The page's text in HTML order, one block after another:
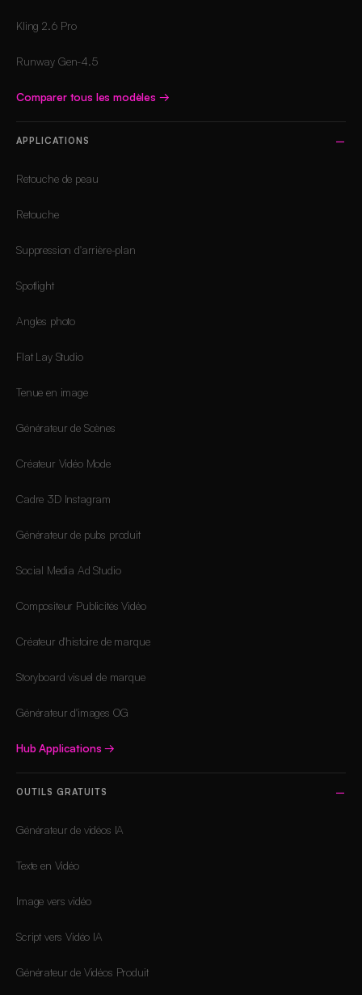
Kling 2.6 Pro
Runway Gen-4.5
Comparer tous les modèles →
APPLICATIONS
Retouche de peau
Retouche
Suppression d'arrière-plan
Spotlight
Angles photo
Flat Lay Studio
Tenue en image
Générateur de Scènes
Créateur Vidéo Mode
Cadre 3D Instagram
Générateur de pubs produit
Social Media Ad Studio
Compositeur Publicités Vidéo
Créateur d'histoire de marque
Storyboard visuel de marque
Générateur d'images OG
Hub Applications→
OUTILS GRATUITS
Générateur de vidéos IA
Texte en Vidéo
Image vers vidéo
Script vers Vidéo IA
Générateur de Vidéos Produit